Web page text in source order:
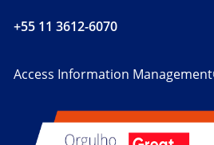
+55 11 3612-6070
Access Information